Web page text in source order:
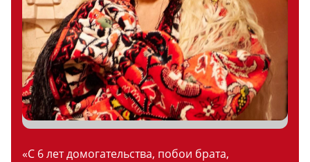
«С 6 лет домогательства, побои брата,